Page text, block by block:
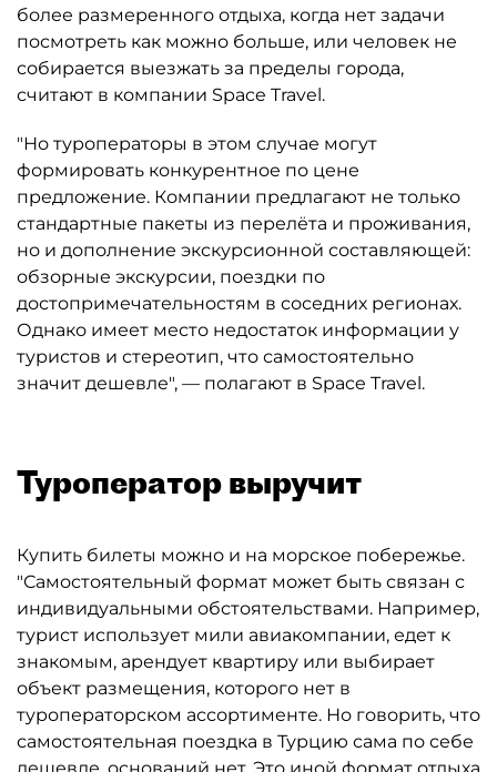
более размеренного отдыха, когда нет задачи
посмотреть как можно больше, или человек не
собирается выезжать за пределы города,
считают в компании Space Travel.
"Но туроператоры в этом случае могут
формировать конкурентное по цене
предложение. Компании предлагают не только
стандартные пакеты из перелёта и проживания,
но и дополнение экскурсионной составляющей:
обзорные экскурсии, поездки по
достопримечательностям в соседних регионах.
Однако имеет место недостаток информации у
туристов и стереотип, что самостоятельно
значит дешевле", — полагают в Space Travel.
Туроператор выручит
Купить билеты можно и на морское побережье.
"Самостоятельный формат может быть связан с
индивидуальными обстоятельствами. Например,
турист использует мили авиакомпании, едет к
знакомым, арендует квартиру или выбирает
объект размещения, которого нет в
туроператорском ассортименте. Но говорить, что
самостоятельная поездка в Турцию сама по себе